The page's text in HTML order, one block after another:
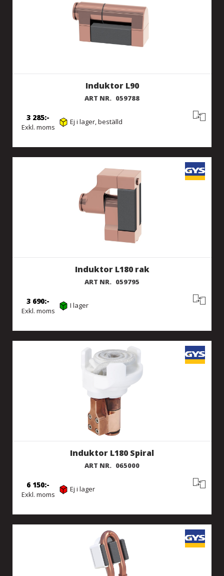
Induktor L90
ART NR. 059788
Exkl. moms
3 285 Ej i lager, beställd
Induktor L180 rak
ART NR. 059795
Exkl. moms
3 690 I lager
Induktor L180 Spiral
ART NR. 065000
Exkl. moms
6 150 Ej i lager